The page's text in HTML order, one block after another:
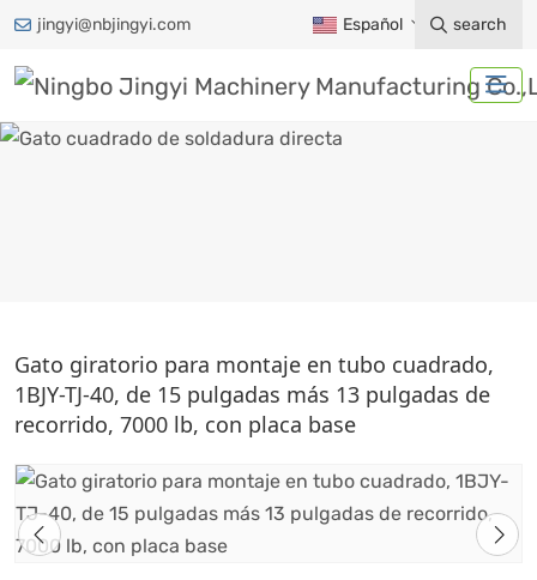
jingyi@nbjingyi.com Español search
SOLDADURA DIRECTA
Hogar Productos
Accesorios para remolques
Gato giratorio para montaje en tubo cuadrado,
1BJY-TJ-40, de 15 pulgadas más 13 pulgadas de
recorrido, 7000 lb, con placa base